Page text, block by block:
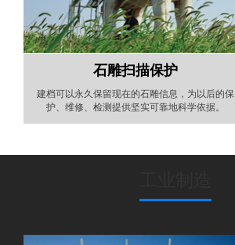
石雕扫描保护
建档可以永久保留现在的石雕信息，为以后的保
护、维修、检测提供坚实可靠地科学依据。